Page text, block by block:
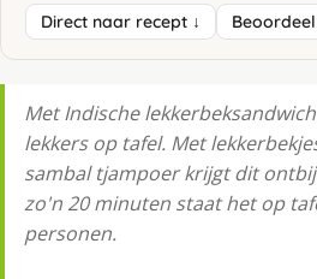
Direct naar recept ↓
Met Indische
lekkers op tafel. Met
sambal tjampoer krijgt dit
zo'n 20 minuten staat het op
personen.